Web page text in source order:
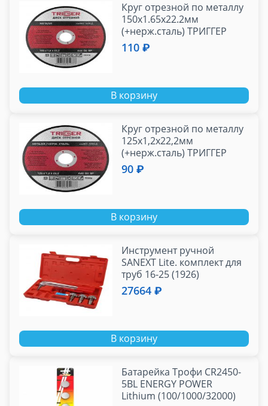
Круг отрезной по металлу
150х1.65х22.2мм
(+нерж.сталь) ТРИГГЕР
70310
110 ₽
В корзину
Круг отрезной по металлу
125х1,2х22,2мм
(+нерж.сталь) ТРИГГЕР
70306
90 ₽
В корзину
Инструмент ручной
SANEXT Lite. комплект для
труб 16-25 (1926)
27664 ₽
В корзину
Батарейка Трофи CR2450-
5BL ENERGY POWER
Lithium (100/1000/32000)